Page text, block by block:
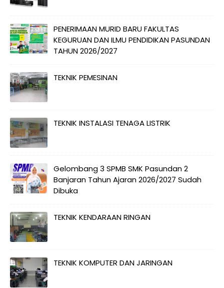
PENERIMAAN MURID BARU FAKULTAS
KEGURUAN DAN ILMU PENDIDIKAN PASUNDAN
TAHUN 2026/2027
TEKNIK PEMESINAN
TEKNIK INSTALASI TENAGA LISTRIK
Gelombang 3 SPMB SMK Pasundan 2
Banjaran Tahun Ajaran 2026/2027 Sudah
Dibuka
TEKNIK KENDARAAN RINGAN
TEKNIK KOMPUTER DAN JARINGAN